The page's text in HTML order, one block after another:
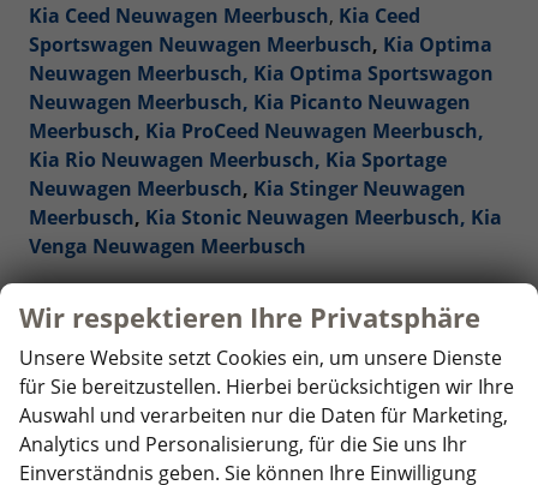
Kia Ceed Neuwagen Meerbusch, Kia Ceed
Sportswagen Neuwagen Meerbusch, Kia Optima
Neuwagen Meerbusch, Kia Optima Sportswagon
Neuwagen Meerbusch, Kia Picanto Neuwagen
Meerbusch, Kia ProCeed Neuwagen Meerbusch,
Kia Rio Neuwagen Meerbusch, Kia Sportage
Neuwagen Meerbusch, Kia Stinger Neuwagen
Meerbusch, Kia Stonic Neuwagen Meerbusch, Kia
Venga Neuwagen Meerbusch
Mercedes-Benz Reimporte - EU-Neuwagen
Meerbusch
Nissan Reimporte - EU Neuwagen Meerbusch
Opel Reimporte - EU Neuwagen Meerbusch
Wir respektieren Ihre Privatsphäre
Unsere Website setzt Cookies ein, um unsere Dienste
für Sie bereitzustellen. Hierbei berücksichtigen wir Ihre
Auswahl und verarbeiten nur die Daten für Marketing,
Analytics und Personalisierung, für die Sie uns Ihr
Einverständnis geben. Sie können Ihre Einwilligung